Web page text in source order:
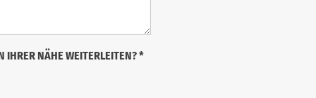
IHRER NÄHE WEITERLEITEN?*